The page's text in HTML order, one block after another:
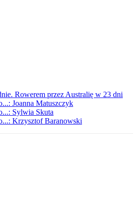
Rowerem przez Australię w 23 dni
Joanna Matuszczyk
Sylwia Skuta
Krzysztof Baranowski